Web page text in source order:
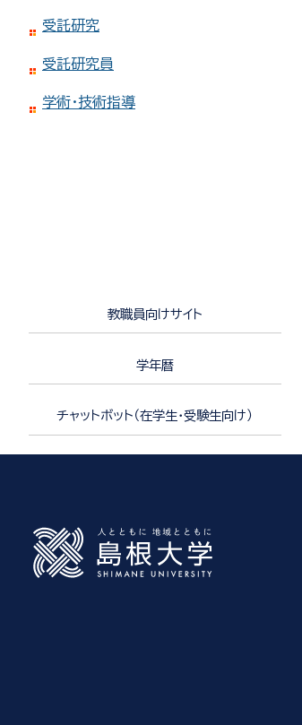
受託研究
受託研究員
学術・技術指導
教職員向けサイト
学年暦
チャットボット（在学生・受験生向け）